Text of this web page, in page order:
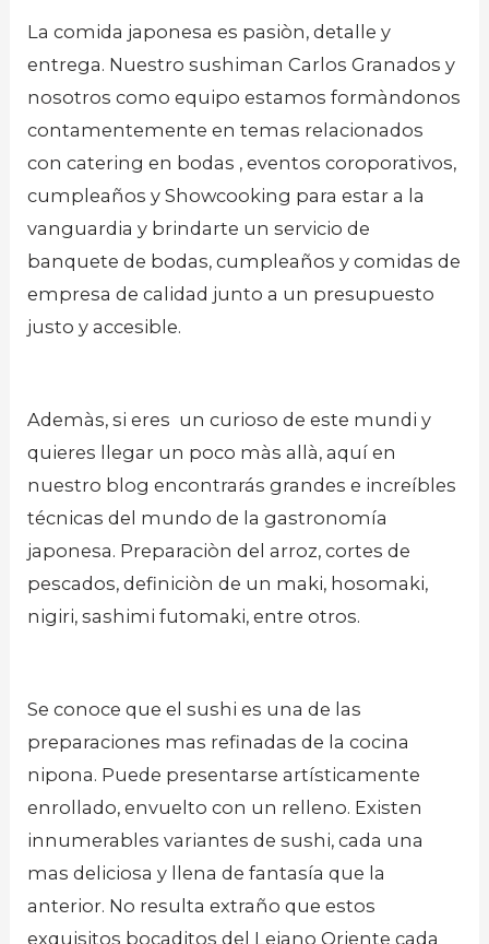
La comida japonesa es pasiòn, detalle y
entrega. Nuestro sushiman Carlos Granados y
nosotros como equipo estamos formàndonos
contamentemente en temas relacionados
con catering en bodas , eventos coroporativos,
cumpleaños y Showcooking para estar a la
vanguardia y brindarte un servicio de
banquete de bodas, cumpleaños y comidas de
empresa de calidad junto a un presupuesto
justo y accesible.
Ademàs, si eres un curioso de este mundi y
quieres llegar un poco màs allà, aquí en
nuestro blog encontrarás grandes e increíbles
técnicas del mundo de la gastronomía
japonesa. Preparaciòn del arroz, cortes de
pescados, definiciòn de un maki, hosomaki,
nigiri, sashimi futomaki, entre otros.
Se conoce que el sushi es una de las
preparaciones mas refinadas de la cocina
nipona. Puede presentarse artísticamente
enrollado, envuelto con un relleno. Existen
innumerables variantes de sushi, cada una
mas deliciosa y llena de fantasía que la
anterior. No resulta extraño que estos
exquisitos bocaditos del Lejano Oriente cada